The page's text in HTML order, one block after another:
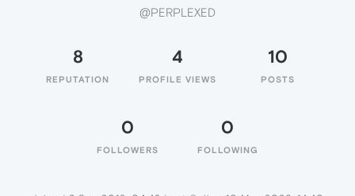
@PERPLEXED
8
REPUTATION
4
PROFILE VIEWS
10
POSTS
0
FOLLOWERS
0
FOLLOWING